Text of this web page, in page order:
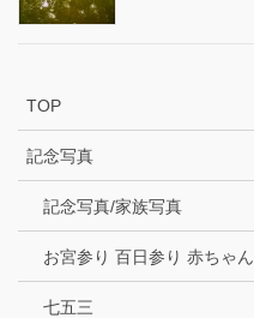
TOP
記念写真
記念写真/家族写真
お宮参り 百日参り 赤ちゃん
七五三